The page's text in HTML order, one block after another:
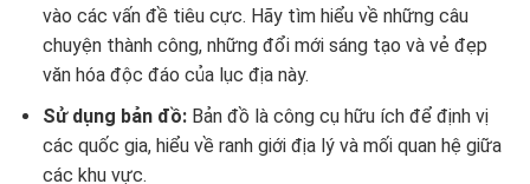
vào các vấn đề tiêu cực. Hãy tìm hiểu về những câu
chuyện thành công, những đổi mới sáng tạo và vẻ đẹp
văn hóa độc đáo của lục địa này.
Sử dụng bản đồ:Bản đồ là công cụ hữu ích để định vị
các quốc gia, hiểu về ranh giới địa lý và mối quan hệ giữa
các khu vực.